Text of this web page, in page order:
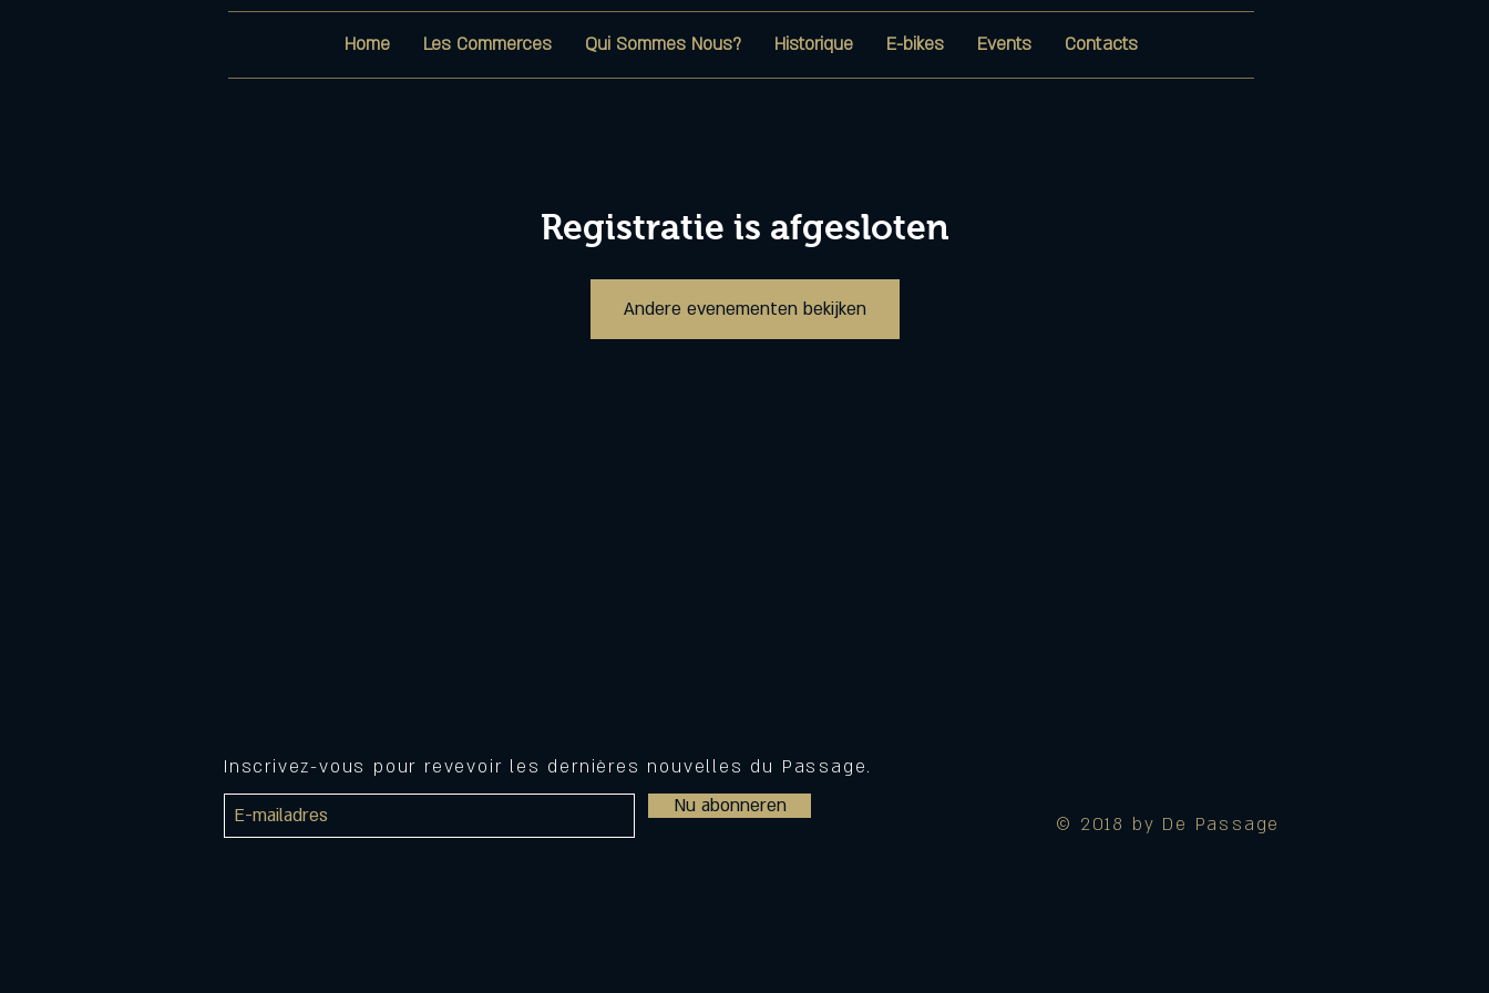
Home Les Commerces Qui Sommes Nous? Historique E-bikes Events Contacts
Registratie is afgesloten
Andere evenementen bekijken
Nu abonneren
Inscrivez-vous pour revevoir les dernières nouvelles du Passage.
© 2018 by De Passage